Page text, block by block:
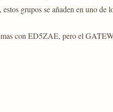
grupos se añaden en uno de
con ED5ZAE, pero el